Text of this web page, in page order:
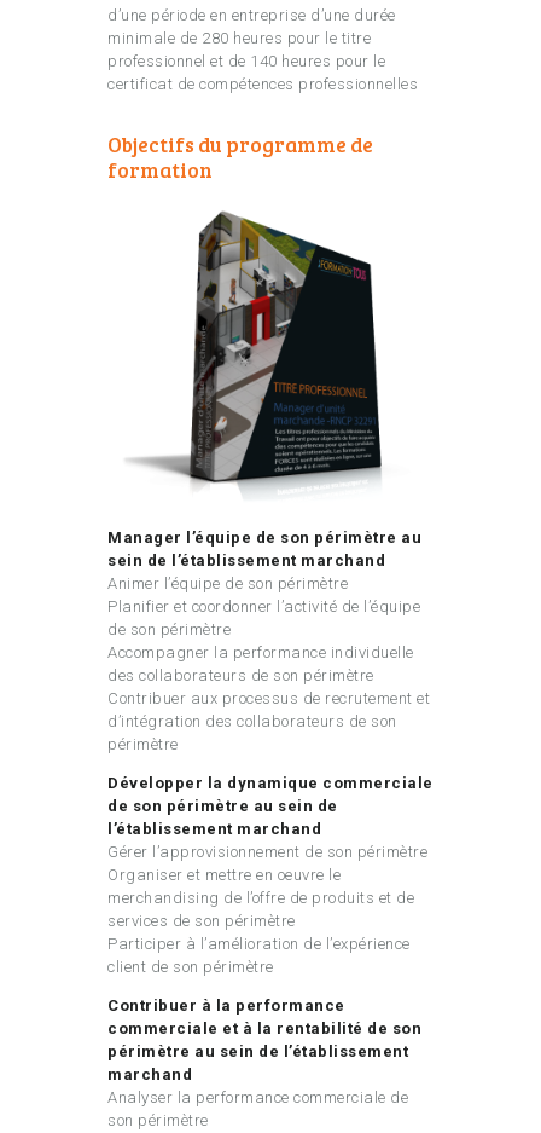
d’une période en entreprise d’une durée
minimale de 280 heures pour le titre
professionnel et de 140 heures pour le
certificat de compétences professionnelles
Objectifs du programme de
formation
Manager l’équipe de son périmètre au
sein de l’établissement marchand
Animer l’équipe de son périmètre
Planifier et coordonner l’activité de l’équipe
de son périmètre
Accompagner la performance individuelle
des collaborateurs de son périmètre
Contribuer aux processus de recrutement et
d’intégration des collaborateurs de son
périmètre
Développer la dynamique commerciale
de son périmètre au sein de
l’établissement marchand
Gérer l’approvisionnement de son périmètre
Organiser et mettre en oeuvre le
merchandising de l’offre de produits et de
services de son périmètre
Participer à l’amélioration de l’expérience
client de son périmètre
Contribuer à la performance
commerciale et à la rentabilité de son
périmètre au sein de l’établissement
marchand
Analyser la performance commerciale de
son périmètre